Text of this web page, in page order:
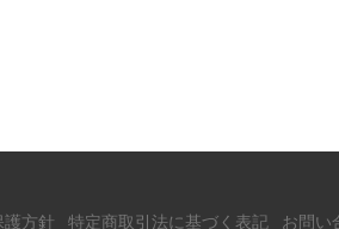
護方針 特定商取引法に基づく表記 お問い